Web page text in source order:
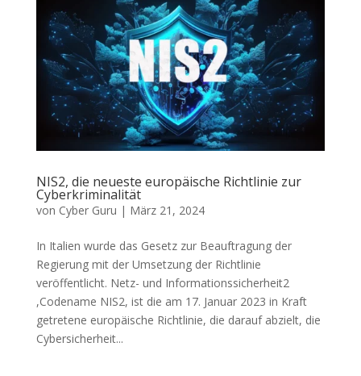
NIS2, die neueste europäische Richtlinie zur
Cyberkriminalität
von Cyber Guru | März 21, 2024
In Italien wurde das Gesetz zur Beauftragung der
Regierung mit der Umsetzung der Richtlinie
veröffentlicht. Netz- und Informationssicherheit2
,Codename NIS2, ist die am 17. Januar 2023 in Kraft
getretene europäische Richtlinie, die darauf abzielt, die
Cybersicherheit...